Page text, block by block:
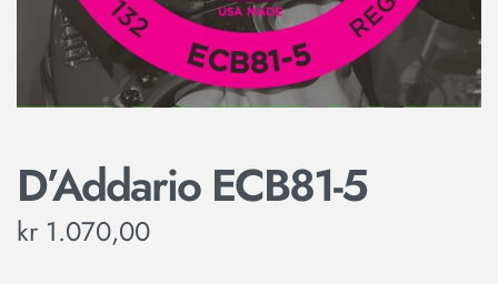
D’Addario ECB81-5
kr 1.070,00